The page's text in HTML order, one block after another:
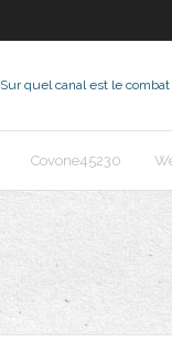
Sur quel canal est le
Covone45230